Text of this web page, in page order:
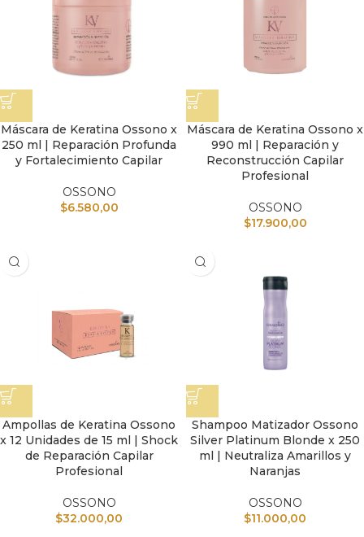
Máscara de Keratina Ossono x
250 ml | Reparación Profunda
y Fortalecimiento Capilar
OSSONO
$6.580,00
Máscara de Keratina Ossono x
990 ml | Reparación y
Reconstrucción Capilar
Profesional
OSSONO
$17.900,00
Ampollas de Keratina Ossono
x 12 Unidades de 15 ml | Shock
de Reparación Capilar
Profesional
OSSONO
$32.000,00
Shampoo Matizador Ossono
Silver Platinum Blonde x 250
ml | Neutraliza Amarillos y
Naranjas
OSSONO
$11.000,00